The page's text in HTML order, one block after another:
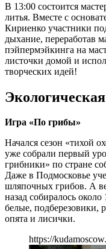
В 13:00 состоится
литья. Вместе с
Кириенко участники
дыхание, переработав
пэйпермэйкинга на
листочки домой и
творческих идей!
Игра «По грибы»
Начался сезон «тихой
уже собрали первый
грибники» по стране
Даже в Подмосковье
шляпочных грибов. А
назад собиралось
белые, подберезовики,
опята и лисички.
https://